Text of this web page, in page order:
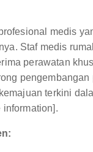
medis
Staf medis
perawatan
terkini